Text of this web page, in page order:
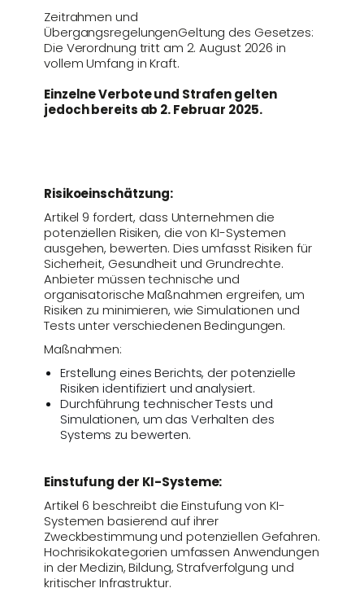
Zeitrahmen und
ÜbergangsregelungenGeltung des Gesetzes:
Die Verordnung tritt am 2. August 2026 in
vollem Umfang in Kraft.
Einzelne Verbote und Strafen gelten
jedoch bereits ab 2. Februar 2025​.
Risikoeinschätzung:
Artikel 9 fordert, dass Unternehmen die
potenziellen Risiken, die von KI-Systemen
ausgehen, bewerten. Dies umfasst Risiken für
Sicherheit, Gesundheit und Grundrechte.
Anbieter müssen technische und
organisatorische Maßnahmen ergreifen, um
Risiken zu minimieren, wie Simulationen und
Tests unter verschiedenen Bedingungen.
Maßnahmen:
Erstellung eines Berichts, der potenzielle
Risiken identifiziert und analysiert.
Durchführung technischer Tests und
Simulationen, um das Verhalten des
Systems zu bewerten.
Einstufung der KI-Systeme:
Artikel 6 beschreibt die Einstufung von KI-
Systemen basierend auf ihrer
Zweckbestimmung und potenziellen Gefahren.
Hochrisikokategorien umfassen Anwendungen
in der Medizin, Bildung, Strafverfolgung und
kritischer Infrastruktur.